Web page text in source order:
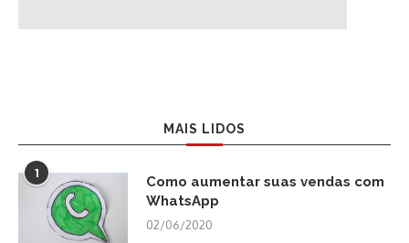
MAIS LIDOS
1
Como aumentar suas vendas com
WhatsApp
02/06/2020